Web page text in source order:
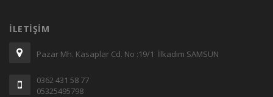
İLETIŞIM
Pazar Mh. Kasaplar Cd. No :19/1 İlkadım SAMSUN
0362 431 58 77
05325495798